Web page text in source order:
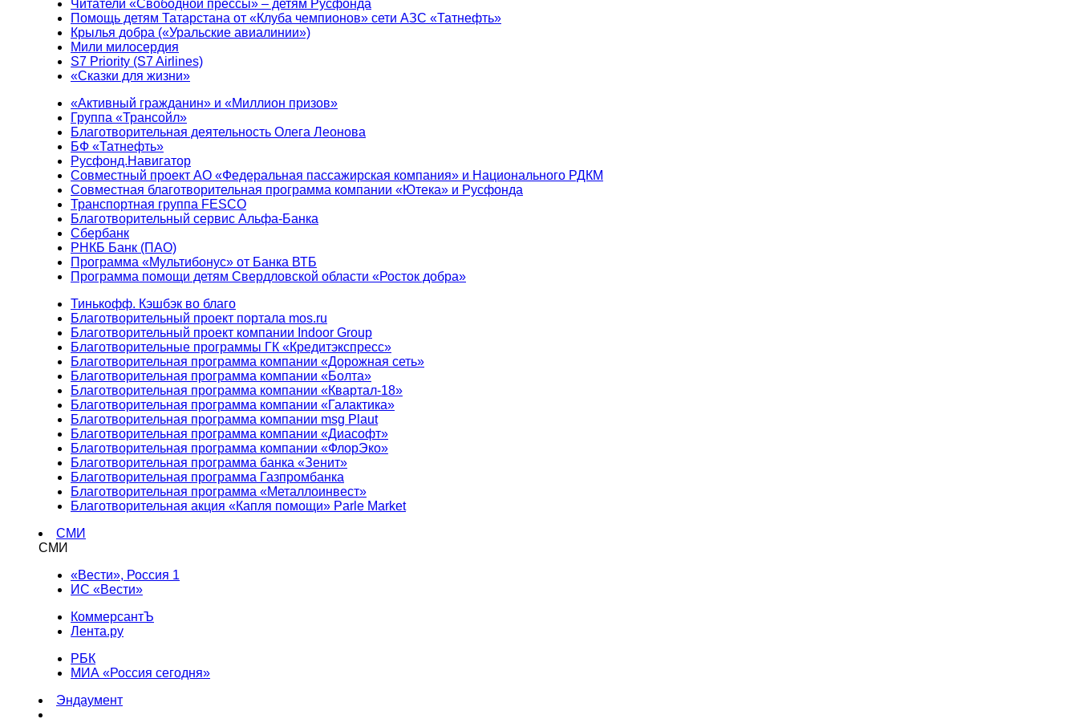
Читатели «Свободной прессы» – детям Русфонда
Помощь детям Татарстана от «Клуба чемпионов» сети АЗС «Татнефть»
Крылья добра («Уральские авиалинии»)
Мили милосердия
S7 Priority (S7 Airlines)
«Сказки для жизни»
«Активный гражданин» и «Миллион призов»
Группа «Трансойл»
Благотворительная деятельность Олега Леонова
БФ «Татнефть»
Русфонд.Навигатор
Совместный проект АО «Федеральная пассажирская компания» и Национального РДКМ
Совместная благотворительная программа компании «Ютека» и Русфонда
Транспортная группа FESCO
Благотворительный сервис Альфа-Банка
Сбербанк
РНКБ Банк (ПАО)
Программа «Мультибонус» от Банка ВТБ
Программа помощи детям Свердловской области «Росток добра»
Тинькофф. Кэшбэк во благо
Благотворительный проект портала mos.ru
Благотворительный проект компании Indoor Group
Благотворительные программы ГК «Кредитэкспресс»
Благотворительная программа компании «Дорожная сеть»
Благотворительная программа компании «Болта»
Благотворительная программа компании «Квартал-18»
Благотворительная программа компании «Галактика»
Благотворительная программа компании msg Plaut
Благотворительная программа компании «Диасофт»
Благотворительная программа компании «ФлорЭко»
Благотворительная программа банка «Зенит»
Благотворительная программа Газпромбанка
Благотворительная программа «Металлоинвест»
Благотворительная акция «Капля помощи» Parle Market
СМИ
СМИ
«Вести», Россия 1
ИС «Вести»
КоммерсантЪ
Лента.ру
РБК
МИА «Россия сегодня»
Эндаумент